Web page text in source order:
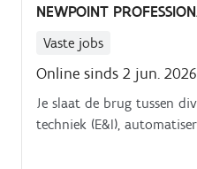
NEWPOINT
Vaste jobs
Online sinds 2 jun. 2026
Je slaat de brug tussen
techniek (E&I),